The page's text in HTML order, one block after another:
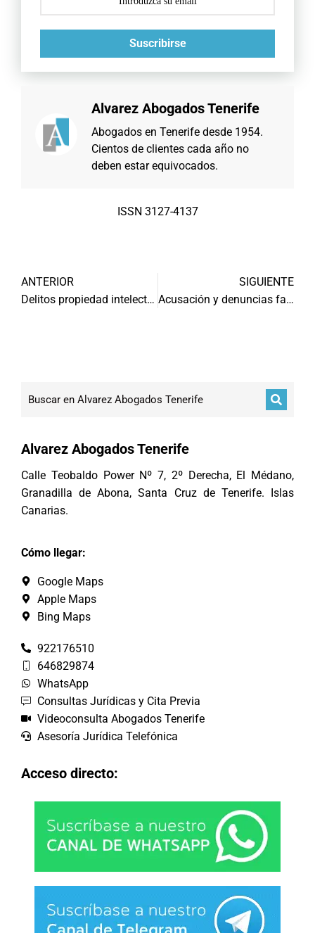
Suscribirse
Alvarez Abogados Tenerife
Abogados en Tenerife desde 1954.
Cientos de clientes cada año no
deben estar equivocados.
ISSN 3127-4137
ANTERIOR
Delitos propiedad intelectual
SIGUIENTE
Acusación y denuncias falsas
Alvarez Abogados Tenerife
Calle Teobaldo Power Nº 7, 2º Derecha, El Médano,
Granadilla de Abona, Santa Cruz de Tenerife. Islas
Canarias.
Cómo llegar:
Google Maps
Apple Maps
Bing Maps
922176510
646829874
WhatsApp
Consultas Jurídicas y Cita Previa
Videoconsulta Abogados Tenerife
Asesoría Jurídica Telefónica
Acceso directo: